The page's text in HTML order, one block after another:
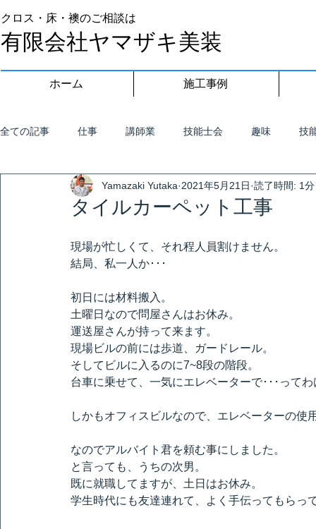
クロス・床・襖のご相談は
有限会社ヤマザキ美装
ホーム 施工事例
全ての記事 仕事 講師業 技能士会 趣味 技
タイルカーペット工事
Yamazaki Yutaka 2021年5月21日 読了時間: 1分
現場が忙しくて、それ程人員割けません。
結局、私一人か･･･
初日には材料搬入。
土曜日なので問屋さんはお休み。
運送屋さんが持って来ます。
現場ビルの前には歩道、ガードレール。
そしてビルに入るのに7~8段の階段。
台車に乗せて、一気にエレベーターで･･･って
しかもオフィスビルなので、エレベーターの使
なのでアルバイト君を頼む事にしました。
と言っても、うちの次男。
既に就職してますが、土日はお休み。
学生時代にも友達連れて、よく手伝ってもらっ